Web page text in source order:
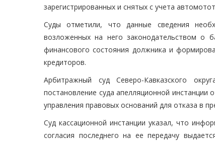
зарегистрированных и снятых с учета
Суды отметили, что данные сведения
возложенных на него законодательством о
финансового состояния должника и
кредиторов.
Арбитражный суд Северо-Кавказского
постановление суда апелляционной инстанции
управления правовых оснований для отказа в
Суд кассационной инстанции указал, что
согласия последнего на ее передачу